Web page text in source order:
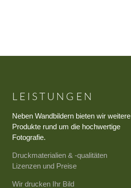
LEISTUNGEN
Neben Wandbildern bieten wir weitere
Produkte rund um die hochwertige
Fotografie.
Druckmaterialien & -qualitäten
Lizenzen und Preise
Wir drucken Ihr Bild